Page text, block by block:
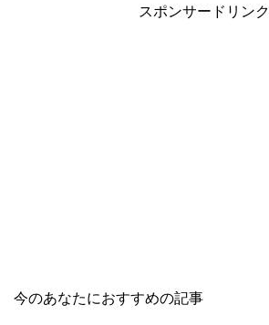
スポンサードリンク
今のあなたにおすすめの記事